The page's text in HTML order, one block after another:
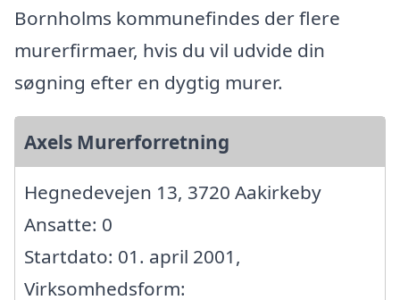
Bornholms kommunefindes der flere
murerfirmaer, hvis du vil udvide din
søgning efter en dygtig murer.
Axels Murerforretning
Hegnedevejen 13, 3720 Aakirkeby
Ansatte: 0
Startdato: 01. april 2001,
Virksomhedsform: